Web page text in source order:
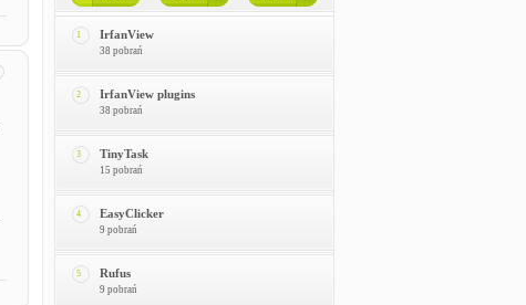
1 IrfanView
38 pobrań
2 IrfanView plugins
38 pobrań
3 TinyTask
15 pobrań
4 EasyClicker
9 pobrań
5 Rufus
9 pobrań